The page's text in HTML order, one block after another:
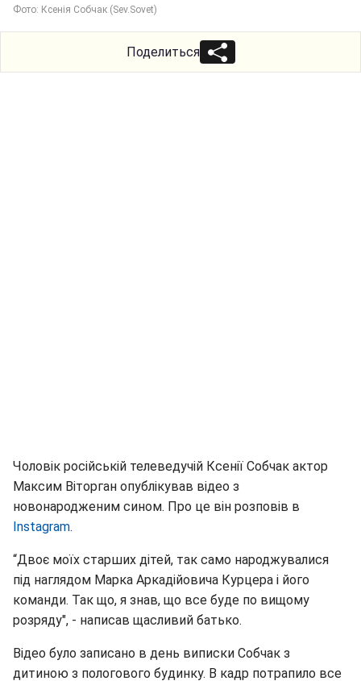
Фото: Ксенія Собчак (Sev.Sovet)
Поделиться
Чоловік російській телеведучій Ксенії Собчак актор
Максим Віторган опублікував відео з
новонародженим сином. Про це він розповів в
Instagram.
“Двоє моїх старших дітей, так само народжувалися
під наглядом Марка Аркадійовича Курцера і його
команди. Так що, я знав, що все буде по вищому
розряду", - написав щасливий батько.
Відео було записано в день виписки Собчак з
дитиною з пологового будинку. В кадр потрапило все